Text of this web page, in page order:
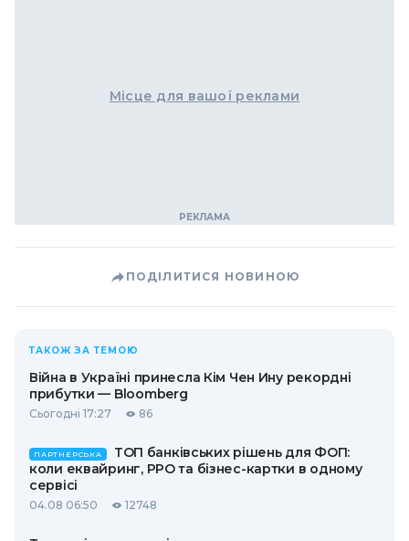
Місце для вашої реклами
ПОДІЛИТИСЯ НОВИНОЮ
ТАКОЖ ЗА ТЕМОЮ
Війна в Україні принесла Кім Чен Ину рекордні
прибутки — Bloomberg
Сьогодні 17:27 86
ПАРТНЕРСЬКА
ТОП банківських рішень для ФОП:
коли еквайринг, РРО та бізнес-картки в одному
сервісі
04.08 06:50 12748